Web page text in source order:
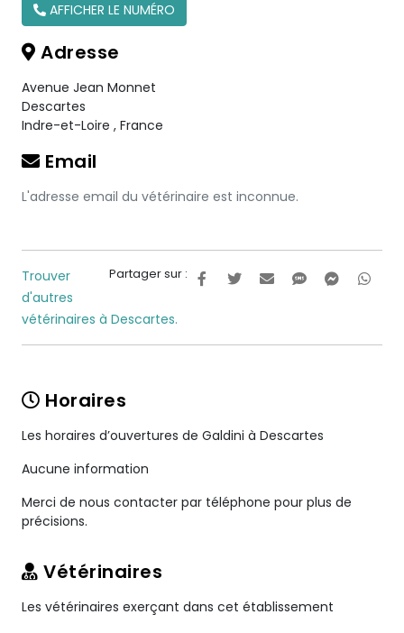
AFFICHER LE NUMÉRO
Adresse
Avenue Jean Monnet
Descartes
Indre-et-Loire , France
Email
L'adresse email du vétérinaire est inconnue.
Partager sur :
Trouver
d'autres
vétérinaires à Descartes.
Horaires
Les horaires d’ouvertures de Galdini à Descartes
Aucune information
Merci de nous contacter par téléphone pour plus de
précisions.
Vétérinaires
Les vétérinaires exerçant dans cet établissement